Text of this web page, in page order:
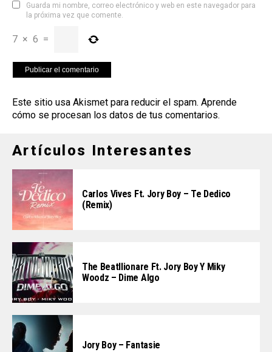
Guarda mi nombre, correo electrónico y web en este navegador para
la próxima vez que comente.
7 × 6 =
Este sitio usa Akismet para reducir el spam. Aprende
cómo se procesan los datos de tus comentarios.
Artículos Interesantes
Carlos Vives Ft. Jory Boy – Te Dedico
(Remix)
The Beatllionare Ft. Jory Boy Y Miky
Woodz – Dime Algo
Jory Boy – Fantasie